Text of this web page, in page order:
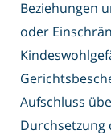
Beziehungen
oder
Aufschluss
Durchsetzung